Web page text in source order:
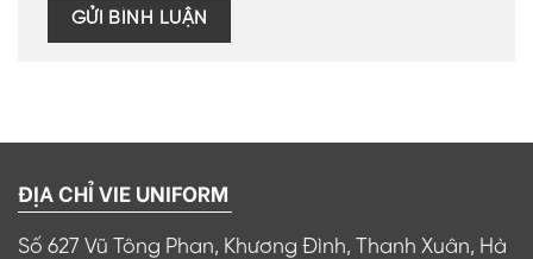
ĐỊA CHỈ VIE UNIFORM
Số 627 Vũ Tông Phan, Khương Đình, Thanh Xuân, Hà